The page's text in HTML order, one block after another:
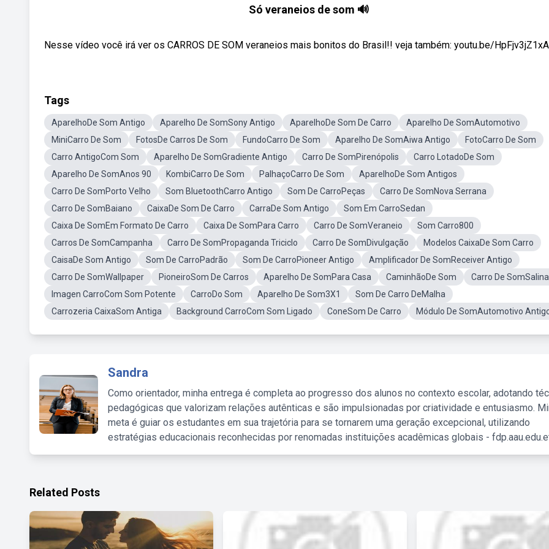
Só veraneios de som 🔊
Nesse vídeo você irá ver os CARROS DE SOM veraneios mais bonitos do Brasil!! veja também: youtu.be/HpFjv3jZ1xA
Tags
AparelhoDe Som Antigo Aparelho De SomSony Antigo AparelhoDe Som De Carro
Aparelho De SomAutomotivo
MiniCarro De Som
FotosDe Carros De Som FundoCarro De Som Aparelho De SomAiwa Antigo
FotoCarro De Som
Carro AntigoCom Som
Aparelho De SomGradiente Antigo Carro De SomPirenópolis
Carro LotadoDe Som
Aparelho De SomAnos 90
KombiCarro De Som PalhaçoCarro De Som
AparelhoDe Som Antigos
Carro De SomPorto Velho
Som BluetoothCarro Antigo Som De CarroPeças
Carro De SomNova Serrana
Carro De SomBaiano
CaixaDe Som De Carro CarraDe Som Antigo
Som Em CarroSedan
Caixa De SomEm Formato De Carro
Caixa De SomPara Carro Carro De SomVeraneio
Som Carro800
Carros De SomCampanha
Carro De SomPropaganda Triciclo Carro De SomDivulgação
Modelos CaixaDe Som Carro
CaisaDe Som Antigo
Som De CarroPadrão Som De CarroPioneer Antigo
Amplificador De SomReceiver Antigo
Carro De SomWallpaper
PioneiroSom De Carros Aparelho De SomPara Casa CaminhãoDe Som
Carro De
Imagen CarroCom Som Potente
CarroDo Som Aparelho De Som3X1
Som De Carro DeMalha
Carrozeria CaixaSom Antiga
Background CarroCom Som Ligado ConeSom De Carro Módulo De SomAutomotivo
Sandra
Como orientador, minha entrega é completa ao progresso dos alunos no contexto escolar, adotando
pedagógicas que valorizam relações autênticas e são impulsionadas por criatividade e entusiasmo.
meta é guiar os estudantes em sua trajetória para se tornarem uma geração excepcional, utilizando
estratégias educacionais reconhecidas por renomadas instituições acadêmicas globais -
Related Posts